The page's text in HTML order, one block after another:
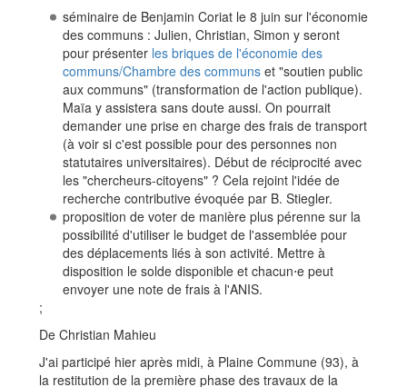
séminaire de Benjamin Coriat le 8 juin sur l'économie
des communs : Julien, Christian, Simon y seront
pour présenter les briques de l'économie des
communs/Chambre des communset "soutien public
aux communs" (transformation de l'action publique).
Maïa y assistera sans doute aussi. On pourrait
demander une prise en charge des frais de transport
(à voir si c'est possible pour des personnes non
statutaires universitaires). Début de réciprocité avec
les "chercheurs-citoyens" ? Cela rejoint l'idée de
recherche contributive évoquée par B. Stiegler.
proposition de voter de manière plus pérenne sur la
possibilité d'utiliser le budget de l'assemblée pour
des déplacements liés à son activité. Mettre à
disposition le solde disponible et chacun⋅e peut
envoyer une note de frais à l'ANIS.
;
De Christian Mahieu
J'ai participé hier après midi, à Plaine Commune (93), à
la restitution de la première phase des travaux de la